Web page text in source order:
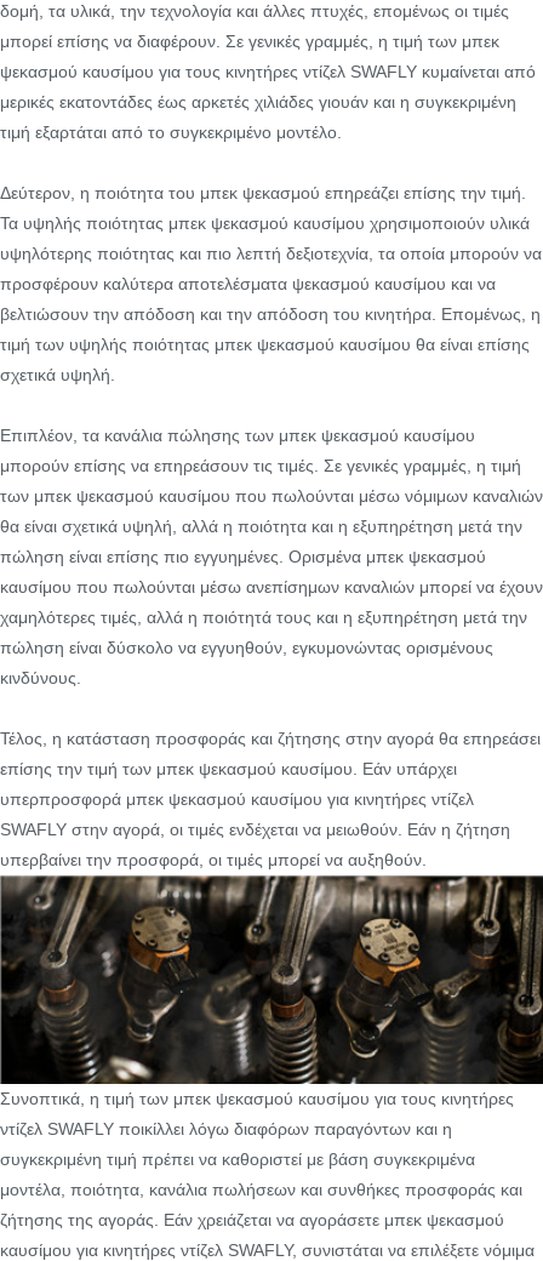
δομή, τα υλικά, την τεχνολογία και άλλες πτυχές, επομένως οι τιμές
μπορεί επίσης να διαφέρουν. Σε γενικές γραμμές, η τιμή των μπεκ
ψεκασμού καυσίμου για τους κινητήρες ντίζελ SWAFLY κυμαίνεται από
μερικές εκατοντάδες έως αρκετές χιλιάδες γιουάν και η συγκεκριμένη
τιμή εξαρτάται από το συγκεκριμένο μοντέλο.
Δεύτερον, η ποιότητα του μπεκ ψεκασμού επηρεάζει επίσης την τιμή.
Τα υψηλής ποιότητας μπεκ ψεκασμού καυσίμου χρησιμοποιούν υλικά
υψηλότερης ποιότητας και πιο λεπτή δεξιοτεχνία, τα οποία μπορούν να
προσφέρουν καλύτερα αποτελέσματα ψεκασμού καυσίμου και να
βελτιώσουν την απόδοση και την απόδοση του κινητήρα. Επομένως, η
τιμή των υψηλής ποιότητας μπεκ ψεκασμού καυσίμου θα είναι επίσης
σχετικά υψηλή.
Επιπλέον, τα κανάλια πώλησης των μπεκ ψεκασμού καυσίμου
μπορούν επίσης να επηρεάσουν τις τιμές. Σε γενικές γραμμές, η τιμή
των μπεκ ψεκασμού καυσίμου που πωλούνται μέσω νόμιμων καναλιών
θα είναι σχετικά υψηλή, αλλά η ποιότητα και η εξυπηρέτηση μετά την
πώληση είναι επίσης πιο εγγυημένες. Ορισμένα μπεκ ψεκασμού
καυσίμου που πωλούνται μέσω ανεπίσημων καναλιών μπορεί να έχουν
χαμηλότερες τιμές, αλλά η ποιότητά τους και η εξυπηρέτηση μετά την
πώληση είναι δύσκολο να εγγυηθούν, εγκυμονώντας ορισμένους
κινδύνους.
Τέλος, η κατάσταση προσφοράς και ζήτησης στην αγορά θα επηρεάσει
επίσης την τιμή των μπεκ ψεκασμού καυσίμου. Εάν υπάρχει
υπερπροσφορά μπεκ ψεκασμού καυσίμου για κινητήρες ντίζελ
SWAFLY στην αγορά, οι τιμές ενδέχεται να μειωθούν. Εάν η ζήτηση
υπερβαίνει την προσφορά, οι τιμές μπορεί να αυξηθούν.
Συνοπτικά, η τιμή των μπεκ ψεκασμού καυσίμου για τους κινητήρες
ντίζελ SWAFLY ποικίλλει λόγω διαφόρων παραγόντων και η
συγκεκριμένη τιμή πρέπει να καθοριστεί με βάση συγκεκριμένα
μοντέλα, ποιότητα, κανάλια πωλήσεων και συνθήκες προσφοράς και
ζήτησης της αγοράς. Εάν χρειάζεται να αγοράσετε μπεκ ψεκασμού
καυσίμου για κινητήρες ντίζελ SWAFLY, συνιστάται να επιλέξετε νόμιμα